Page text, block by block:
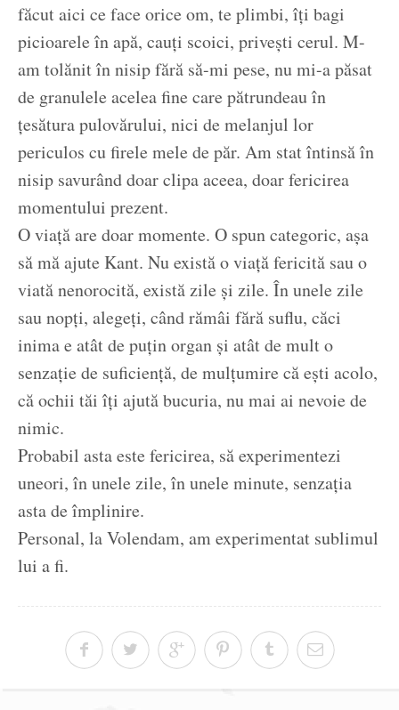
făcut aici ce face orice om, te plimbi, îți bagi
picioarele în apă, cauți scoici, privești cerul. M-
am tolănit în nisip fără să-mi pese, nu mi-a păsat
de granulele acelea fine care pătrundeau în
țesătura pulovărului, nici de melanjul lor
periculos cu firele mele de păr. Am stat întinsă în
nisip savurând doar clipa aceea, doar fericirea
momentului prezent.
O viață are doar momente. O spun categoric, așa
să mă ajute Kant. Nu există o viață fericită sau o
viată nenorocită, există zile și zile. În unele zile
sau nopți, alegeți, când rămâi fără suflu, căci
inima e atât de puțin organ și atât de mult o
senzație de suficiență, de mulțumire că ești acolo,
că ochii tăi îți ajută bucuria, nu mai ai nevoie de
nimic.
Probabil asta este fericirea, să experimentezi
uneori, în unele zile, în unele minute, senzația
asta de împlinire.
Personal, la Volendam, am experimentat sublimul
lui a fi.